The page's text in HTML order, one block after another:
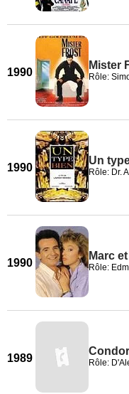
1990
Mister
Rôle:
1990
Un
Rôle: Dr.
1990
Marc
Rôle:
1989 Rôle: